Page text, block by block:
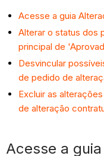
Acesse a guia
Alterar o status dos
principal de
Desvincular
de pedido de
Excluir as
de alteração
Acesse a